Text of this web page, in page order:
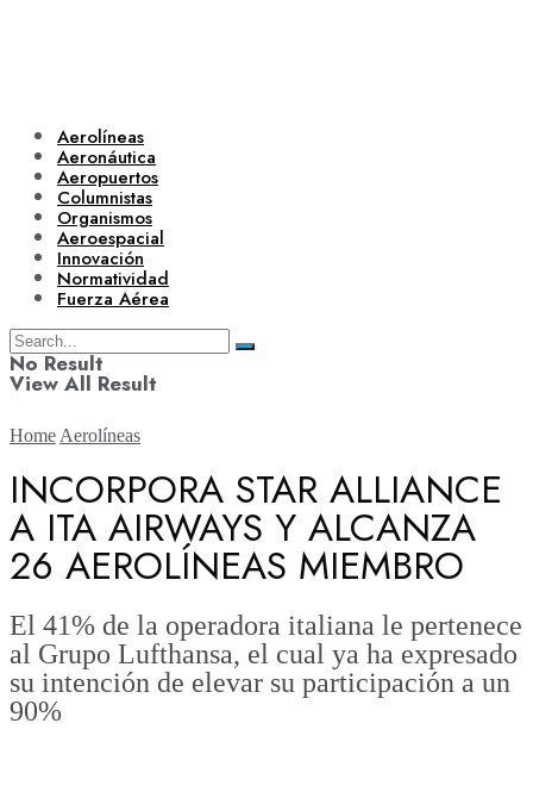
Aerolíneas
Aeronáutica
Aeropuertos
Columnistas
Organismos
Aeroespacial
Innovación
Normatividad
Fuerza Aérea
No Result
View All Result
Aerolíneas
Aeronáutica
Aeropuertos
Home Aerolíneas
INCORPORA STAR ALLIANCE
A ITA AIRWAYS Y ALCANZA
26 AEROLÍNEAS MIEMBRO
El 41% de la operadora italiana le pertenece
al Grupo Lufthansa, el cual ya ha expresado
su intención de elevar su participación a un
90%